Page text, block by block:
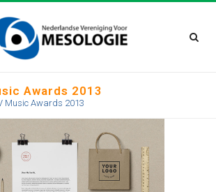
Awards 2013
Music Awards 2013